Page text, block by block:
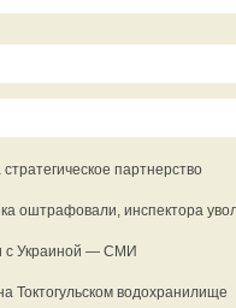
партнерство
оштрафовали, инспектора
с Украиной — СМИ
Токтогульском водохранилище